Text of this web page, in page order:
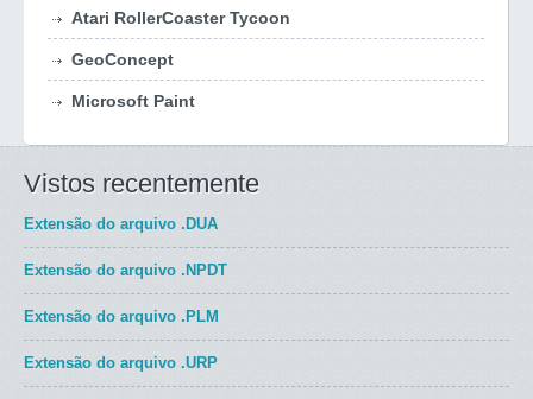
Atari RollerCoaster Tycoon
GeoConcept
Microsoft Paint
Vistos recentemente
Extensão do arquivo .DUA
Extensão do arquivo .NPDT
Extensão do arquivo .PLM
Extensão do arquivo .URP